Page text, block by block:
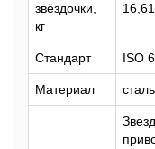
звёздочки,
кг
16,61
Стандарт ISO
Материал